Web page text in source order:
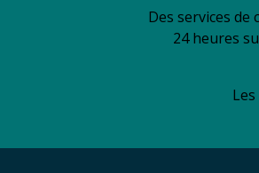
Des services
24 heures